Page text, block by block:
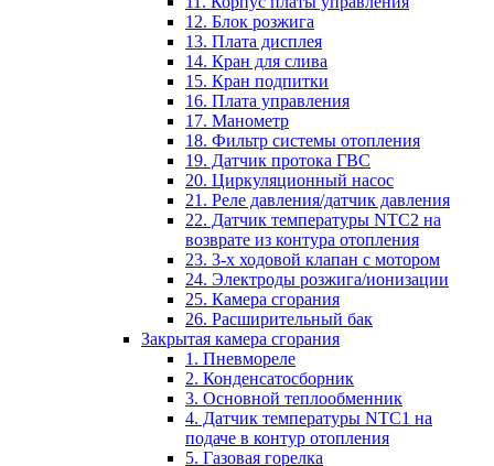
12. Блок розжига
13. Плата дисплея
14. Кран для слива
15. Кран подпитки
16. Плата управления
17. Манометр
18. Фильтр системы отопления
19. Датчик протока ГВС
20. Циркуляционный насос
21. Реле давления/датчик давления
22. Датчик температуры NTC2 на
возврате из контура отопления
23. 3-х ходовой клапан с мотором
24. Электроды розжига/ионизации
25. Камера сгорания
26. Расширительный бак
Закрытая камера сгорания
1. Пневмореле
2. Конденсатосборник
3. Основной теплообменник
4. Датчик температуры NTC1 на
подаче в контур отопления
5. Газовая горелка